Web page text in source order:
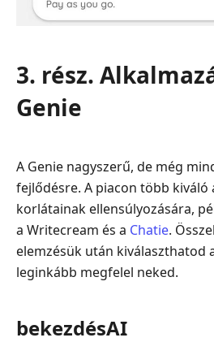
3. rész.
Genie
A Genie nagyszerű, de még
fejlődésre. A piacon több kiváló
korlátainak ellensúlyozására,
a Writecream és a Chatie.
elemzésük után kiválaszthatod
leginkább megfelel neked.
bekezdésAI